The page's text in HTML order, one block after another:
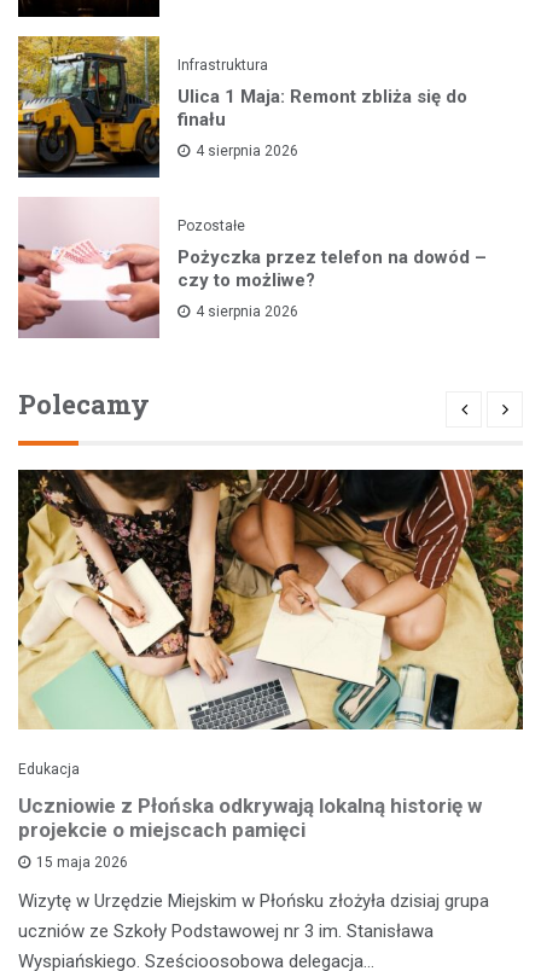
Infrastruktura
Ulica 1 Maja: Remont zbliża się do
finału
4 sierpnia 2026
Pozostałe
Pożyczka przez telefon na dowód –
czy to możliwe?
4 sierpnia 2026
Polecamy
Edukacja
Uczniowie z Płońska odkrywają lokalną historię w
projekcie o miejscach pamięci
15 maja 2026
Wizytę w Urzędzie Miejskim w Płońsku złożyła dzisiaj grupa
uczniów ze Szkoły Podstawowej nr 3 im. Stanisława
Wyspiańskiego. Sześcioosobowa delegacja…